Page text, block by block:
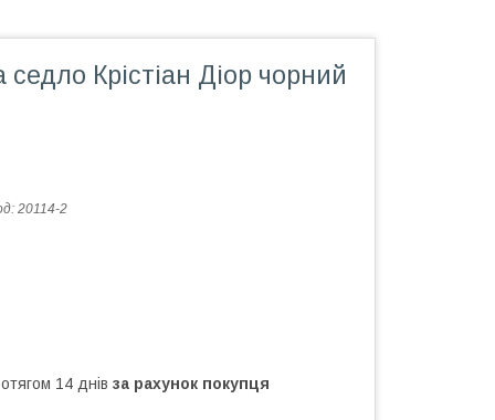
Крістіан Діор чорний
20114-2
14 днів за рахунок покупця